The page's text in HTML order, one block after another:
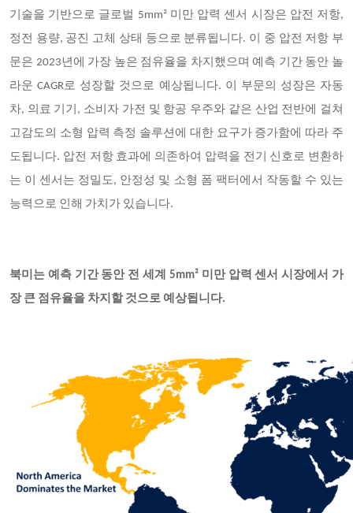
기술을 기반으로 글로벌 5mm² 미만 압력 센서 시장은 압전 저항,
정전 용량, 공진 고체 상태 등으로 분류됩니다. 이 중 압전 저항 부
문은 2023년에 가장 높은 점유율을 차지했으며 예측 기간 동안 놀
라운 CAGR로 성장할 것으로 예상됩니다. 이 부문의 성장은 자동
차, 의료 기기, 소비자 가전 및 항공 우주와 같은 산업 전반에 걸쳐
고감도의 소형 압력 측정 솔루션에 대한 요구가 증가함에 따라 주
도됩니다. 압전 저항 효과에 의존하여 압력을 전기 신호로 변환하
는 이 센서는 정밀도, 안정성 및 소형 폼 팩터에서 작동할 수 있는
능력으로 인해 가치가 있습니다.
북미는 예측 기간 동안 전 세계 5mm² 미만 압력 센서 시장에서 가
장 큰 점유율을 차지할 것으로 예상됩니다.